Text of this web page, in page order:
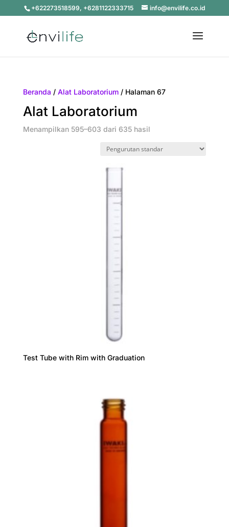
+622273518599, +6281122333715 info@envilife.co.id
Beranda / Alat Laboratorium/ Halaman 67
Alat Laboratorium
Menampilkan 595–603 dari 635 hasil
Test Tube with Rim with Graduation